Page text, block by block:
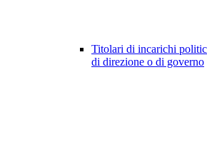
Titolari di incarichi
di direzione o di governo